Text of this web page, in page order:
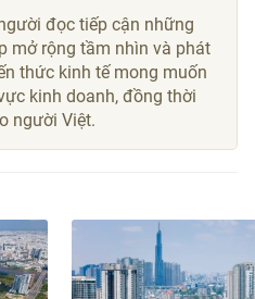
đọc tiếp cận những
mở rộng tầm nhìn và phát
thức kinh tế mong muốn
kinh doanh, đồng thời
người Việt.